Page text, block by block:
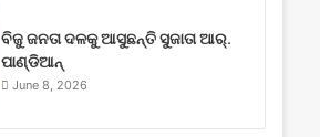
ବିଜୁ ଜନତା ଦଳକୁ ଆସୁଛନ୍ତି ସୁଜାତା ଆର୍‌.
ପାଣ୍ଡିଆନ୍
June 8, 2026